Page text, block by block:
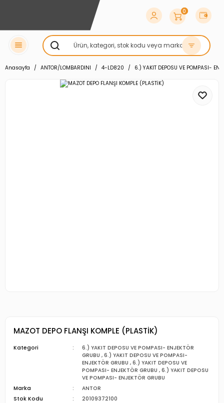
0
Anasayfa ANTOR/LOMBARDINI 4-LD820 6.) YAKIT DEPOSU VE POMPASI-
MAZOT DEPO FLANŞI KOMPLE (PLASTİK)
Kategori
6.) YAKIT DEPOSU VE POMPASI- ENJEKTÖR
GRUBU ,6.) YAKIT DEPOSU VE POMPASI-
ENJEKTÖR GRUBU ,6.) YAKIT DEPOSU VE
POMPASI- ENJEKTÖR GRUBU ,6.) YAKIT DEPOSU
VE POMPASI- ENJEKTÖR GRUBU
Marka
ANTOR
Stok Kodu
20109372100